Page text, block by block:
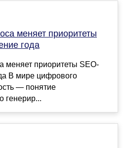
меняет приоритеты
года
меняет приоритеты SEO-
В мире цифрового
— понятие
генерир...